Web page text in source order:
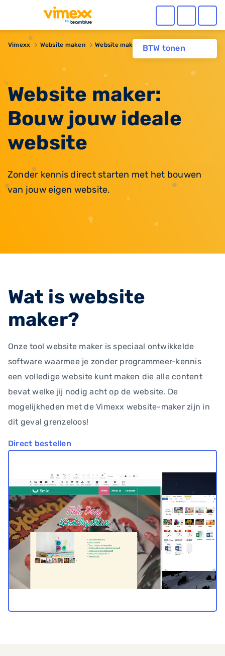
BTW tonen
Vimexx Website maken Website maker
Website maker:
Bouw jouw ideale
website
Zonder kennis direct starten met het bouwen
van jouw eigen website.
Wat is website
maker?
Onze tool website maker is speciaal ontwikkelde
software waarmee je zonder programmeer-kennis
een volledige website kunt maken die alle content
bevat welke jij nodig acht op de website. De
mogelijkheden met de Vimexx website-maker zijn in
dit geval grenzeloos!
Direct bestellen